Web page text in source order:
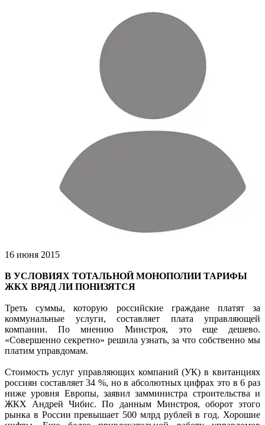
16 июня 2015
В УСЛОВИЯХ ТОТАЛЬНОЙ МОНОПОЛИИ ТАРИФЫ
ЖКХ ВРЯД ЛИ ПОНИЗЯТСЯ
Треть суммы, которую российские граждане платят за
коммунальные услуги, составляет плата управляющей
компании. По мнению Минстроя, это еще дешево.
«Совершенно секретно» решила узнать, за что собственно мы
платим управдомам.
Стоимость услуг управляющих компаний (УК) в квитанциях
россиян составляет 34 %, но в абсолютных цифрах это в 6 раз
ниже уровня Европы, заявил замминистра строительства и
ЖКХ Андрей Чибис. По данным Минстроя, оборот этого
рынка в России превышает 500 млрд рублей в год. Хорошие